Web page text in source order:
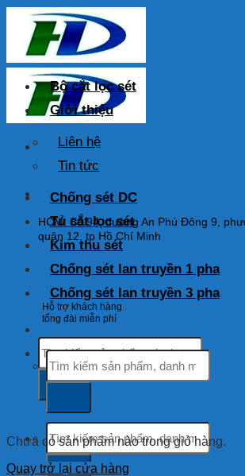
Skip
content
HOTLINE: 0925 038 097
HCM: Số 94, đường An Phú Đông 9,
quận 12, tp Hồ Chí Minh
Hỗ trợ khách hàng
tổng đài miễn phí
Tìm
kiếm:
Tìm
kiếm:
Bộ cắt lọc sét
Giới thiệu
Liên hệ
Tin tức
Chống sét DC
Tủ cắt lọc sét
Kim thu sét
Chống sét lan truyền 1 pha
Chống sét lan truyền 3 pha
Tìm
kiếm:
Chưa có sản phẩm nào trong giỏ hàng.
Quay trở lại cửa hàng